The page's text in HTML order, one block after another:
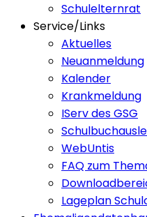
Schulelternrat
Service/Links
Aktuelles
Neuanmeldung
Kalender
Krankmeldung
IServ des GSG
WebUntis
FAQ zum
Lageplan